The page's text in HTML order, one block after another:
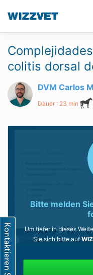
colitis dorsal
DVM Carlos
Dauer : 23 min
Bitte melden
Um tiefer in dieses
Sie sich bitte auf